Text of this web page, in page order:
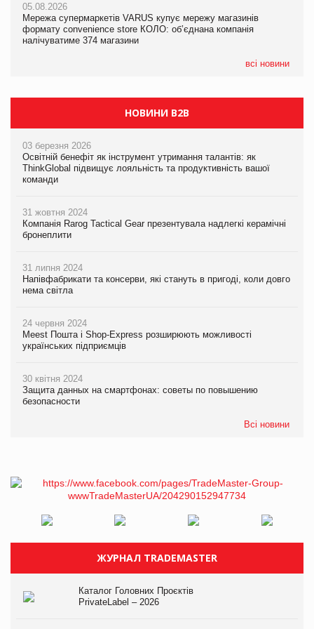
05.08.2026
Мережа супермаркетів VARUS купує мережу магазинів
формату convenience store КОЛО: об’єднана компанія
налічуватиме 374 магазини
всі новини
04.08.2026
Через атаку РФ у Дніпрі пошкоджено склад шоколаду
Millennium
05.08.2026
Adidas витратила понад $1 млрд на маркетинг за квартал
НОВИНИ B2B
03 березня 2026
Освітній бенефіт як інструмент утримання талантів: як
ThinkGlobal підвищує лояльність та продуктивність вашої
команди
31 жовтня 2024
Компанія Rarog Tactical Gear презентувала надлегкі керамічні
бронеплити
31 липня 2024
Напівфабрикати та консерви, які стануть в пригоді, коли довго
нема світла
24 червня 2024
Meest Пошта і Shop-Express розширюють можливості
українських підприємців
30 квітня 2024
Защита данных на смартфонах: советы по повышению
безопасности
Всі новини
ЖУРНАЛ TRADEMASTER
Каталог Головних Проєктів
PrivateLabel – 2026